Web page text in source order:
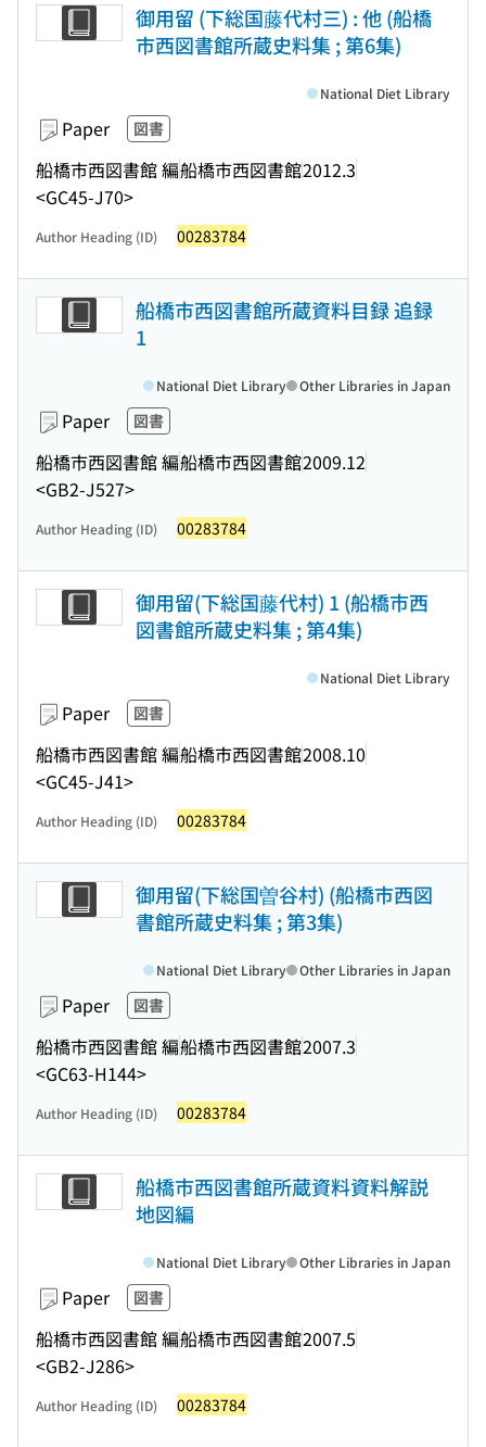
御用留 (下総国藤代村三) : 他 (船橋
市西図書館所蔵史料集 ; 第6集)
Paper 図書
船橋市西図書館 編船橋市西図書館2012.3
<GC45-J70>
National Diet Library
Author Heading (ID) 00283784
船橋市西図書館所蔵資料目録 追録
1
Paper 図書
船橋市西図書館 編船橋市西図書館2009.12
<GB2-J527>
National Diet Library Other Libraries in Japan
Author Heading (ID) 00283784
御用留(下総国藤代村) 1 (船橋市西
図書館所蔵史料集 ; 第4集)
Paper 図書
船橋市西図書館 編船橋市西図書館2008.10
<GC45-J41>
National Diet Library
Author Heading (ID) 00283784
御用留(下総国曽谷村) (船橋市西図
書館所蔵史料集 ; 第3集)
Paper 図書
船橋市西図書館 編船橋市西図書館2007.3
<GC63-H144>
National Diet Library Other Libraries in Japan
Author Heading (ID) 00283784
船橋市西図書館所蔵資料資料解説
地図編
Paper 図書
船橋市西図書館 編船橋市西図書館2007.5
<GB2-J286>
National Diet Library Other Libraries in Japan
Author Heading (ID) 00283784